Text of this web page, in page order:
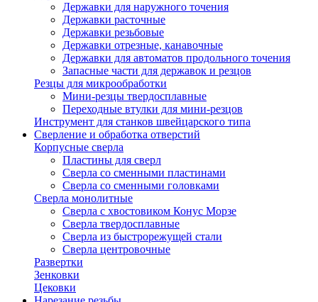
Державки для наружного точения
Державки расточные
Державки резьбовые
Державки отрезные, канавочные
Державки для автоматов продольного точения
Запасные части для державок и резцов
Резцы для микрообработки
Мини-резцы твердосплавные
Переходные втулки для мини-резцов
Инструмент для станков швейцарского типа
Сверление и обработка отверстий
Корпусные сверла
Пластины для сверл
Сверла со сменными пластинами
Сверла со сменными головками
Сверла монолитные
Сверла с хвостовиком Конус Морзе
Сверла твердосплавные
Сверла из быстрорежущей стали
Сверла центровочные
Развертки
Зенковки
Цековки